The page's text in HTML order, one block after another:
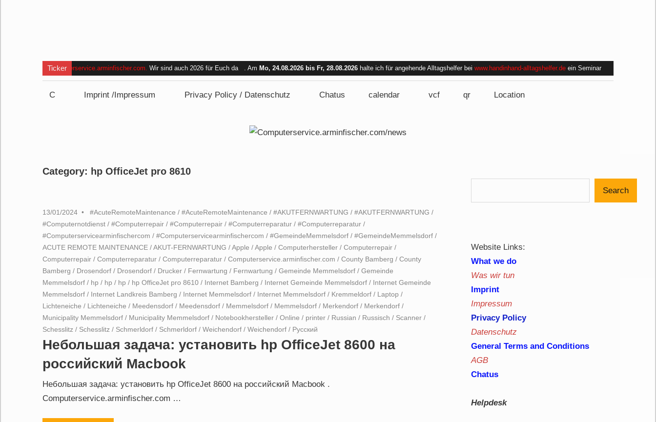
Ticker
Computerservice.arminfischer.com Wir sind auch 2026 für Euch da . Am Mo, 24.08.2026 bis Fr, 28.08.2026 halte ich für angehende Alltagshelfer bei www.handinhand-alltagshelfer.de ein Seminar
und bin im Zeitraumvon 09:00 bis 15:00 Uhr nicht erreichbar. Am Mi. 26.08.2026 sind wir nicht verfügbar.
C Imprint /Impressum Privacy Policy / Datenschutz Chatus calendar vcf qr Location
Category: hp OfficeJet pro 8610
13/01/2024 #AcuteRemoteMaintenance / #AcuteRemoteMaintenance / #AKUTFERNWARTUNG / #AKUTFERNWARTUNG /
#Computernotdienst / #Computerrepair / #Computerrepair / #Computerreparatur / #Computerreparatur /
#Computerservicearminfischercom / #Computerservicearminfischercom / #GemeindeMemmelsdorf / #GemeindeMemmelsdorf /
ACUTE REMOTE MAINTENANCE /AKUT-FERNWARTUNG /Apple /Apple / Computerhersteller / Computerrepair /
Computerrepair / Computerreparatur / Computerreparatur / Computerservice.arminfischer.com / County Bamberg / County
Bamberg / Drosendorf / Drosendorf / Drucker / Fernwartung / Fernwartung / Gemeinde Memmelsdorf / Gemeinde
Memmelsdorf / hp / hp / hp / hp OfficeJet pro 8610 / Internet Bamberg / Internet Gemeinde Memmelsdorf / Internet Gemeinde
Memmelsdorf / Internet Landkreis Bamberg / Internet Memmelsdorf / Internet Memmelsdorf / Kremmeldorf / Laptop /
Lichteneiche / Lichteneiche / Meedensdorf / Meedensdorf / Memmelsdorf / Memmelsdorf / Merkendorf / Merkendorf /
Municipality Memmelsdorf / Municipality Memmelsdorf / Notebookhersteller / Online / printer / Russian / Russisch / Scanner /
Schesslitz / Schesslitz / Schmerldorf / Schmerldorf / Weichendorf / Weichendorf / Русский
Небольшая задача: установить hp OfficeJet 8600 на
российский Macbook
Небольшая задача: установить hp OfficeJet 8600 на российский Macbook .
Computerservice.arminfischer.com …
Search
Website Links:
What we do
Was wir tun
Imprint
Impressum
Privacy Policy
Datenschutz
General Terms and Conditions
AGB
Chatus
Helpdesk